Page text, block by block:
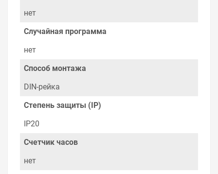
суточный ТЭ-АС 16А 8 циклов TDM на складе уточняйте
у менеджера. Также можно получить консультацию по
тому, что мы продаем, узнать преимущества
отличительных особенностях товара, который вы
собираетесь купить. Мы всегда рады помочь,
посоветовать, рассказать подробно о товарах из
нашего ассортимента.
Свяжитесь с нами любым способом, который для вас
наиболее удобен. С удовольствием ответим на все
вопросы.
нет
Случайная программа
нет
Способ монтажа
DIN-рейка
Степень защиты (IP)
IP20
Счетчик часов
нет